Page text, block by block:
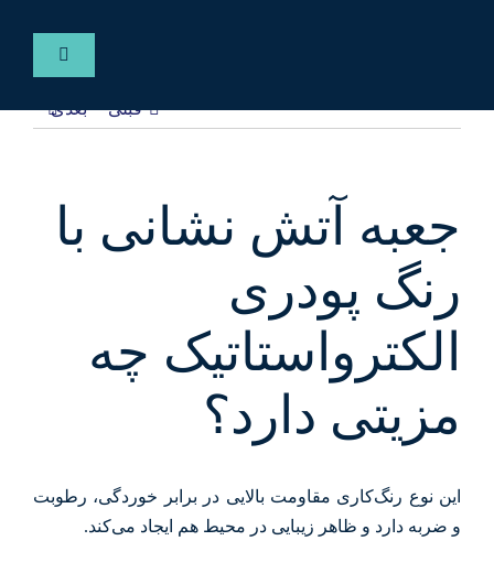
کنترلر
فارسی
خدمات
قبلی بعدی
جعبه آتش نشانی با
رنگ پودری
الکترواستاتیک چه
مزیتی دارد؟
این نوع رنگ‌کاری مقاومت بالایی در برابر خوردگی، رطوبت
و ضربه دارد و ظاهر زیبایی در محیط هم ایجاد می‌کند.